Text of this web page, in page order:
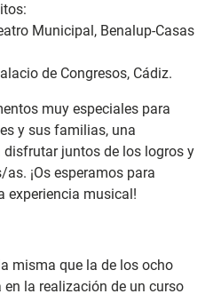
Municipal, Benalup-Casas
de Congresos, Cádiz.
muy especiales para
y sus familias, una
juntos de los logros y
¡Os esperamos para
experiencia musical!
misma que la de los ocho
la realización de un curso